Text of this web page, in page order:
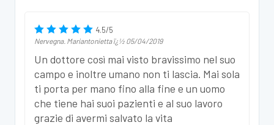
4.5/5
Nervegna. Mariantoniettaï¿½ 05/04/2019
Un dottore così mai visto bravissimo nel suo
campo e inoltre umano non ti lascia. Mai sola
ti porta per mano fino alla fine e un uomo
che tiene hai suoi pazienti e al suo lavoro
grazie di avermi salvato la vita